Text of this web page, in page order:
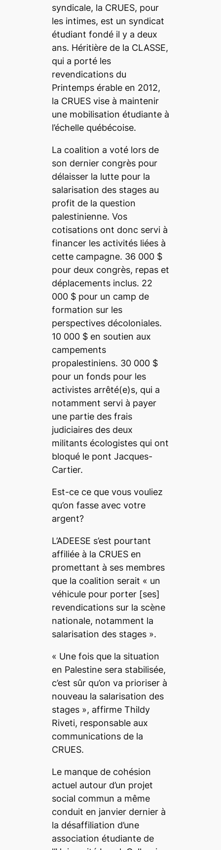
syndicale, la CRUES, pour
les intimes, est un syndicat
étudiant fondé il y a deux
ans. Héritière de la CLASSE,
qui a porté les
revendications du
Printemps érable en 2012,
la CRUES vise à maintenir
une mobilisation étudiante à
l’échelle québécoise.
La coalition a voté lors de
son dernier congrès pour
délaisser la lutte pour la
salarisation des stages au
profit de la question
palestinienne. Vos
cotisations ont donc servi à
financer les activités liées à
cette campagne. 36 000 $
pour deux congrès, repas et
déplacements inclus. 22
000 $ pour un camp de
formation sur les
perspectives décoloniales.
10 000 $ en soutien aux
campements
propalestiniens. 30 000 $
pour un fonds pour les
activistes arrêté(e)s, qui a
notamment servi à payer
une partie des frais
judiciaires des deux
militants écologistes qui ont
bloqué le pont Jacques-
Cartier.
Est-ce ce que vous vouliez
qu’on fasse avec votre
argent?
L’ADEESE s’est pourtant
affiliée à la CRUES en
promettant à ses membres
que la coalition serait « un
véhicule pour porter [ses]
revendications sur la scène
nationale, notamment la
salarisation des stages ».
« Une fois que la situation
en Palestine sera stabilisée,
c’est sûr qu’on va prioriser à
nouveau la salarisation des
stages », affirme Thildy
Riveti, responsable aux
communications de la
CRUES.
Le manque de cohésion
actuel autour d’un projet
social commun a même
conduit en janvier dernier à
la désaffiliation d’une
association étudiante de